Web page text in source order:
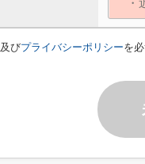
及びプライバシーポリシーを